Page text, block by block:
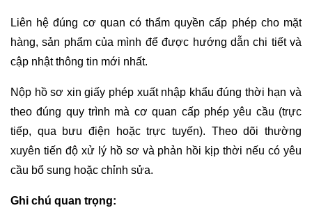
Liên hệ đúng cơ quan có thẩm quyền cấp phép cho mặt
hàng, sản phẩm của mình để được hướng dẫn chi tiết và
cập nhật thông tin mới nhất.
Nộp hồ sơ xin giấy phép xuất nhập khẩu đúng thời hạn và
theo đúng quy trình mà cơ quan cấp phép yêu cầu (trực
tiếp, qua bưu điện hoặc trực tuyến). Theo dõi thường
xuyên tiến độ xử lý hồ sơ và phản hồi kịp thời nếu có yêu
cầu bổ sung hoặc chỉnh sửa.
Ghi chú quan trọng: